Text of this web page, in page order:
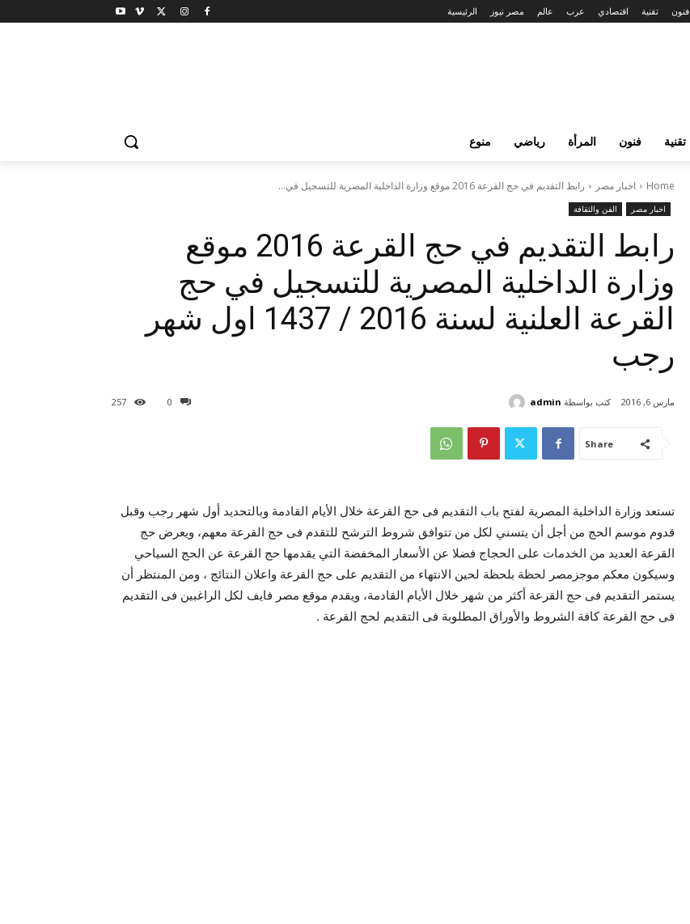
الرئيسية مصر نيوز عالم عرب اقتصادي تقنية فنون
تقنية فنون المرأة رياضي منوع
Home اخبار مصر رابط التقديم في حج القرعة 2016 موقع وزارة الداخلية المصرية للتسجيل في...
اخبار مصر الفن والثقافة
رابط التقديم في حج القرعة 2016 موقع
وزارة الداخلية المصرية للتسجيل في حج
القرعة العلنية لسنة 2016 / 1437 اول شهر
رجب
0
257 مارس 6, 2016 كتب بواسطة admin
Share
تستعد وزارة الداخلية المصرية لفتح باب التقديم فى حج القرعة خلال الأيام القادمة وبالتحديد أول شهر رجب وقبل
قدوم موسم الحج من أجل أن يتسني لكل من تتوافق شروط الترشح للتقدم فى حج القرعة معهم، ويعرض حج
القرعة العديد من الخدمات على الحجاج فضلا عن الأسعار المخفضة التي يقدمها حج القرعة عن الحج السياحي
وسيكون معكم موجزمصر لحظة بلحظة لحين الانتهاء من التقديم على حج القرعة واعلان النتائج ، ومن المنتظر أن
يستمر التقديم فى حج القرعة أكثر من شهر خلال الأيام القادمة، ويقدم موقع مصر فايف لكل الراغبين فى التقديم
فى حج القرعة كافة الشروط والأوراق المطلوبة فى التقديم لحج القرعة .